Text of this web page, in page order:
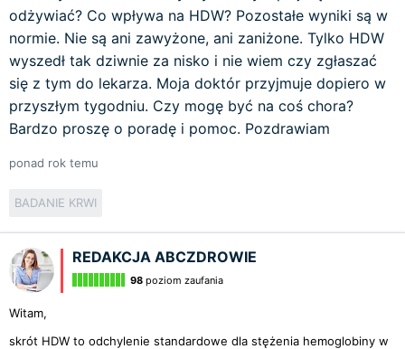
odżywiać? Co wpływa na HDW? Pozostałe wyniki są w
normie. Nie są ani zawyżone, ani zaniżone. Tylko HDW
wyszedł tak dziwnie za nisko i nie wiem czy zgłaszać
się z tym do lekarza. Moja doktór przyjmuje dopiero w
przyszłym tygodniu. Czy mogę być na coś chora?
Bardzo proszę o poradę i pomoc. Pozdrawiam
ponad rok temu
BADANIE KRWI
REDAKCJA ABCZDROWIE
98 poziom zaufania
Witam,
skrót HDW to odchylenie standardowe dla stężenia hemoglobiny w